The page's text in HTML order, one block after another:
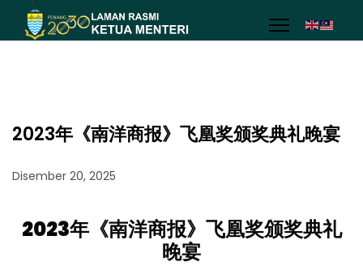
2023年《南洋商报》飞凰奖颁奖典礼晚宴
Disember 20, 2025
2023年《南洋商报》飞凰奖颁奖典礼
晚宴